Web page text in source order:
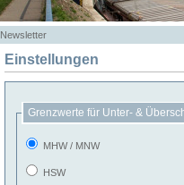
Newsletter
Einstellungen
Grenzwerte für Unter- &
MHW / MNW
HSW